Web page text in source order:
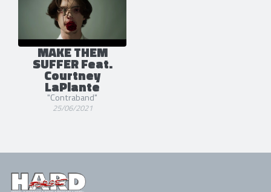
MAKE THEM
SUFFER Feat.
Courtney
LaPlante
"Contraband"
25/06/2021